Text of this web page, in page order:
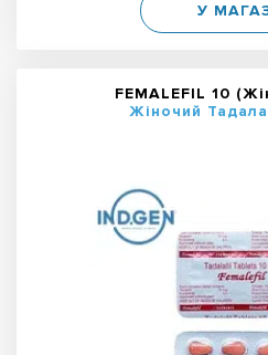
У
FEMALEFIL 10
Жіночий